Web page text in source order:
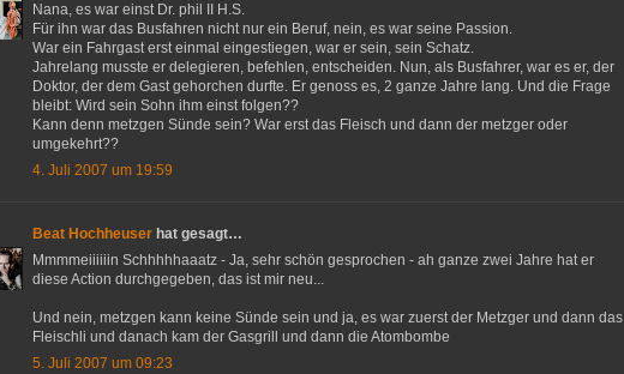
Nana, es war einst Dr. phil II H.S.
Für ihn war das Busfahren nicht nur ein Beruf, nein, es war seine Passion.
War ein Fahrgast erst einmal eingestiegen, war er sein, sein Schatz.
Jahrelang musste er delegieren, befehlen, entscheiden. Nun, als Busfahrer, war es er, der
Doktor, der dem Gast gehorchen durfte. Er genoss es, 2 ganze Jahre lang. Und die Frage
bleibt: Wird sein Sohn ihm einst folgen??
Kann denn metzgen Sünde sein? War erst das Fleisch und dann der metzger oder
umgekehrt??
4. Juli 2007 um 19:59
Beat Hochheuser hat gesagt…
Mmmmeiiiiiin Schhhhhaaatz - Ja, sehr schön gesprochen - ah ganze zwei Jahre hat er
diese Action durchgegeben, das ist mir neu...
Und nein, metzgen kann keine Sünde sein und ja, es war zuerst der Metzger und dann das
Fleischli und danach kam der Gasgrill und dann die Atombombe
5. Juli 2007 um 09:23